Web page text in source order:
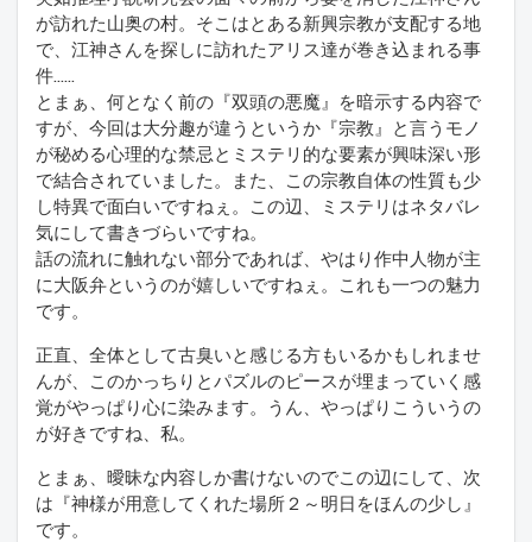
が訪れた山奥の村。そこはとある新興宗教が支配する地
で、江神さんを探しに訪れたアリス達が巻き込まれる事
件……
とまぁ、何となく前の『双頭の悪魔』を暗示する内容で
すが、今回は大分趣が違うというか『宗教』と言うモノ
が秘める心理的な禁忌とミステリ的な要素が興味深い形
で結合されていました。また、この宗教自体の性質も少
し特異で面白いですねぇ。この辺、ミステリはネタバレ
気にして書きづらいですね。
話の流れに触れない部分であれば、やはり作中人物が主
に大阪弁というのが嬉しいですねぇ。これも一つの魅力
です。
正直、全体として古臭いと感じる方もいるかもしれませ
んが、このかっちりとパズルのピースが埋まっていく感
覚がやっぱり心に染みます。うん、やっぱりこういうの
が好きですね、私。
とまぁ、曖昧な内容しか書けないのでこの辺にして、次
は『神様が用意してくれた場所２～明日をほんの少し』
です。